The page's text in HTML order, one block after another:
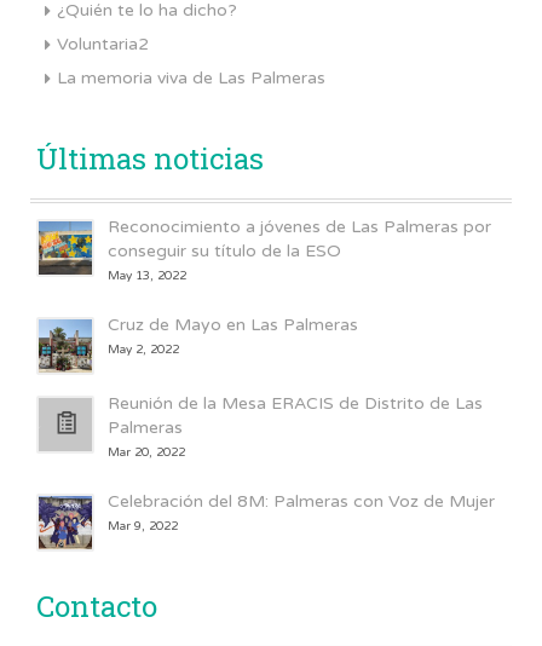
¿Quién te lo ha dicho?
Voluntaria2
La memoria viva de Las Palmeras
Últimas noticias
Reconocimiento a jóvenes de Las Palmeras por
conseguir su título de la ESO
May 13, 2022
Cruz de Mayo en Las Palmeras
May 2, 2022
Reunión de la Mesa ERACIS de Distrito de Las
Palmeras
Mar 20, 2022
Celebración del 8M: Palmeras con Voz de Mujer
Mar 9, 2022
Contacto